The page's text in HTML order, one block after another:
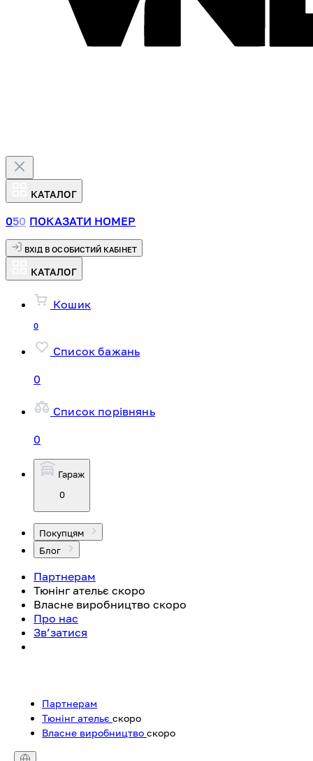
КАТАЛОГ
050 ПОКАЗАТИ НОМЕР
ВХІД В ОСОБИСТИЙ КАБІНЕТ
КАТАЛОГ
Кошик
0
Список бажань
0
Список порівнянь
0
Гараж
0
Покупцям
Блог
Партнерам
Тюнінг ательє скоро
Власне виробництво скоро
Про нас
Зв’затися
Партнерам
Тюнінг ательє скоро
Власне виробництво скоро